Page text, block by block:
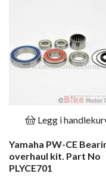
Legg i
Yamaha PW-CE
overhaul kit. Part No
PLYCE701